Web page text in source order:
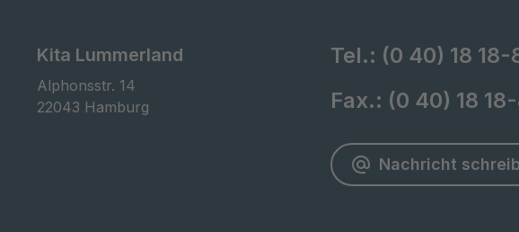
Kita Lummerland
Alphonsstr. 14
22043 Hamburg
Tel.: (0 40) 18
Fax.: (0 40) 18
Nachricht